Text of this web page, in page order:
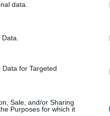
data.
for Targeted
Sale, and/or Sharing
Purposes for which it